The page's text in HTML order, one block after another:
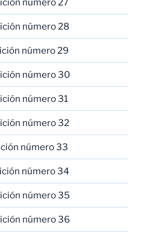
número 27
número 28
número 29
número 30
número 31
número 32
número 33
número 34
número 35
número 36